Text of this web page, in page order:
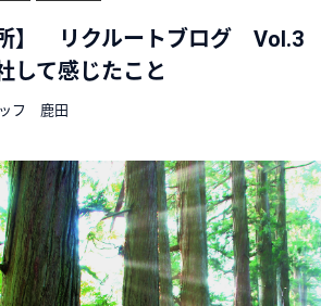
所】 リクルートブログ Vol.3
して感じたこと
フ 鹿田